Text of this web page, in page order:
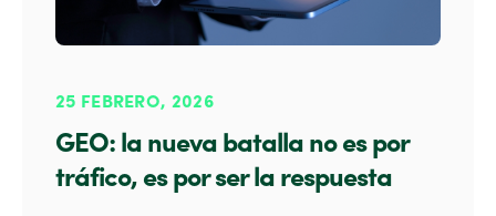
25 FEBRERO, 2026
GEO: la nueva batalla no es por
tráfico, es por ser la respuesta